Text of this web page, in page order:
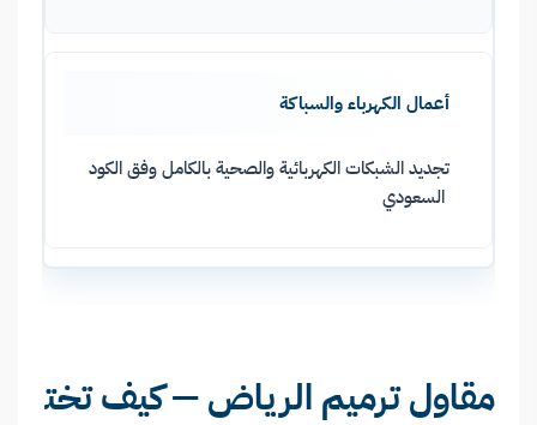
أعمال الكهرباء والسباكة
تجديد الشبكات الكهربائية والصحية بالكامل وفق الكود
السعودي
مقاول ترميم الرياض — كيف تخت